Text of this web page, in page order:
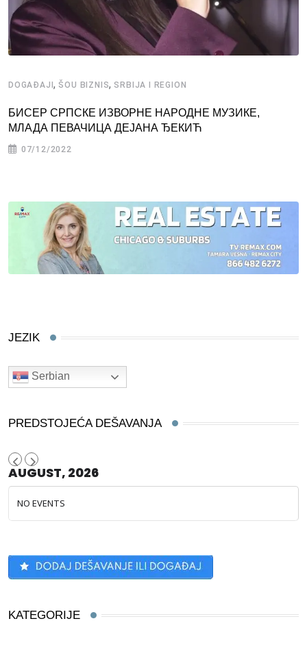
DOGAĐAJI, ŠOU BIZNIS, SRBIJA I REGION
БИСЕР СРПСКЕ ИЗВОРНЕ НАРОДНЕ МУЗИКЕ,
МЛАДА ПЕВАЧИЦА ДЕЈАНА ЂЕКИЋ
07/12/2022
JEZIK
Serbian
PREDSTOJEĆA DEŠAVANJA
AUGUST, 2026
NO EVENTS
KATEGORIJE